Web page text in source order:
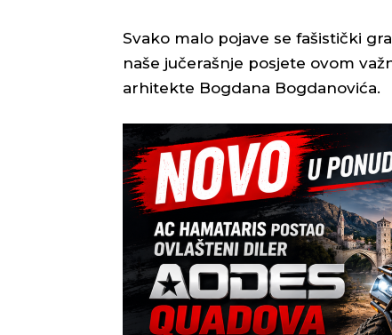
Svako malo pojave se fašistički
naše jučerašnje posjete ovom
arhitekte Bogdana Bogdanovića.